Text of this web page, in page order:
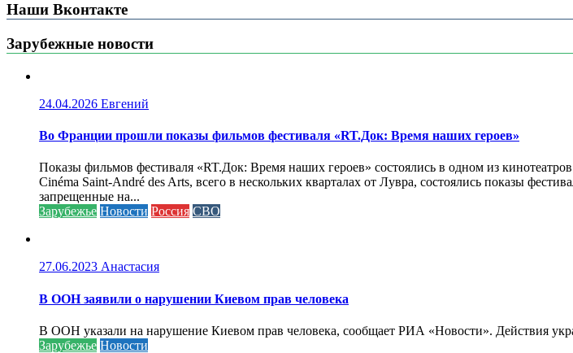
Наши Вконтакте
Зарубежные новости
24.04.2026 Евгений
Во Франции прошли показы фильмов фестиваля «RT.Док: Время наших героев»
Показы фильмов фестиваля «RT.Док: Время наших героев» состоялись в одном из
Cinéma Saint-André des Arts, всего в нескольких кварталах от Лувра, состоялись показы
запрещенные на...
Зарубежье Новости Россия СВО
27.06.2023 Анастасия
В ООН заявили о нарушении Киевом прав человека
В ООН указали на нарушение Киевом прав человека, сообщает РИА «Новости». Действия
Зарубежье Новости